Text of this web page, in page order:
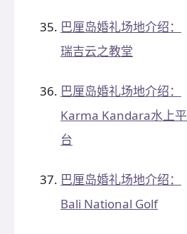
巴厘岛婚礼场地介绍：
瑞吉云之教堂
巴厘岛婚礼场地介绍：
Karma Kandara水上平
台
巴厘岛婚礼场地介绍：
Bali National Golf